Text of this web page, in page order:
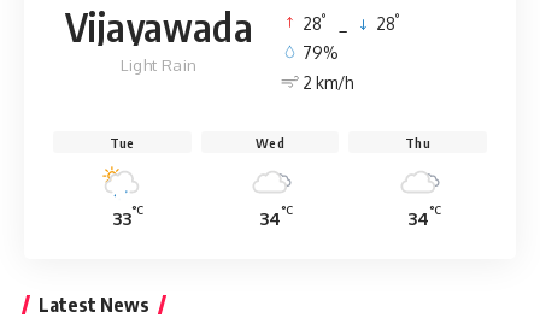
Vijayawada
Light Rain
28° 28°
79%
2 km/h
Tue
33°C
Wed
34°C
Thu
34°C
Latest News